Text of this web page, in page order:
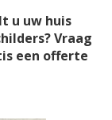
u uw huis
Vraag
een offerte